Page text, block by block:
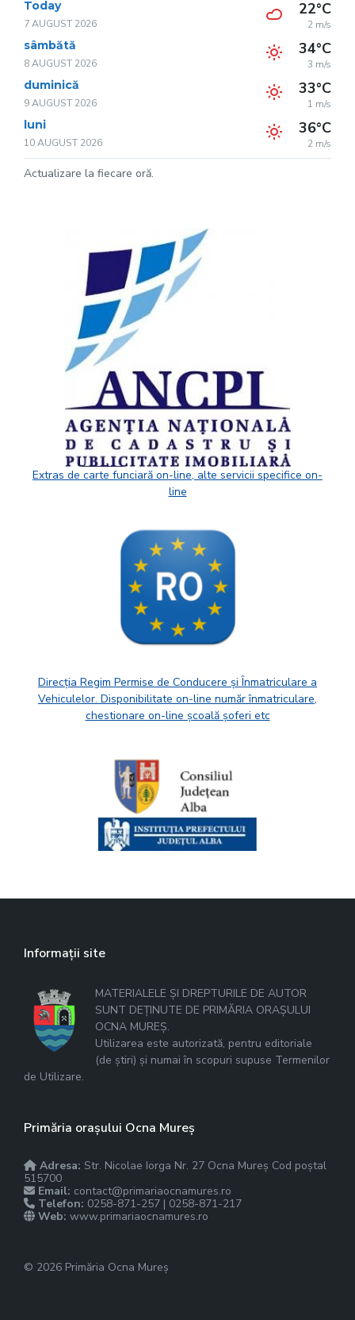
Today
7 AUGUST 2026
22°C
2 m/s
sâmbătă
8 AUGUST 2026
34°C
3 m/s
duminică
9 AUGUST 2026
33°C
1 m/s
luni
10 AUGUST 2026
36°C
2 m/s
Actualizare la fiecare oră.
Extras de carte funciară on-line, alte servicii specifice on-
line
Direcția Regim Permise de Conducere și Înmatriculare a
Vehiculelor. Disponibilitate on-line număr înmatriculare,
chestionare on-line școală șoferi etc
Informații site
MATERIALELE ȘI DREPTURILE DE AUTOR
SUNT DEȚINUTE DE PRIMĂRIA ORAȘULUI
OCNA MUREȘ.
Utilizarea este autorizată, pentru editoriale
(de știri) și numai în scopuri supuse Termenilor
de Utilizare.
Primăria orașului Ocna Mureș
Adresa: Str. Nicolae Iorga Nr. 27 Ocna Mureș Cod poștal
515700
Email: contact@primariaocnamures.ro
Telefon: 0258-871-257 | 0258-871-217
Web: www.primariaocnamures.ro
© 2026 Primăria Ocna Mureș